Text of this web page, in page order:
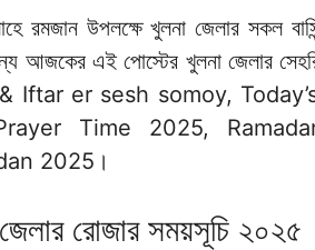
রমজান উপলক্ষে খুলনা জেলার সকল
আজকের এই পোস্টের খুলনা জেলার
Iftar er sesh somoy,
Time 2025,
2025।
রোজার সময়সূচি ২০২৫